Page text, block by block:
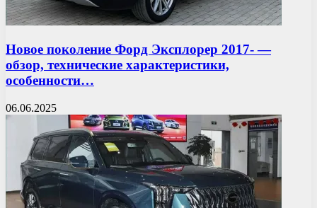
Новое поколение Форд Эксплорер 2017- —
обзор, технические характеристики,
особенности…
06.06.2025